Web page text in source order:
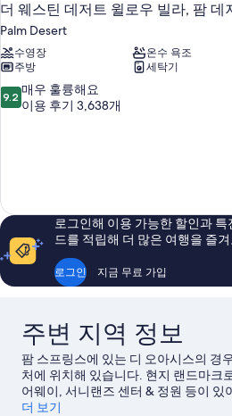
더 웨스틴 데저트 윌로우 빌라, 팜 데
Palm Desert
수영장
온수 욕조
주방
세탁기
10
점
매
우
훌
륭
해
요,
3,638
9.2 매우 훌륭해요
이용 후기 3,638개
로그인해 이용 가능한 할인과
드를 적립해 더 많은 여행을 즐
로그인 지금 무료 가입
주변 지역 정보
팜 스프링스에 있는 디 오아시스의 경
처에 위치해 있습니다. 현지 랜드마크
어웨이, 서니랜즈 센터 & 정원 등이 있
에서는 아름다운 자연을 만끽하실 수
더 보기